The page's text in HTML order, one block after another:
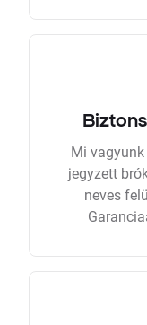
Mi
jegyzett
neves